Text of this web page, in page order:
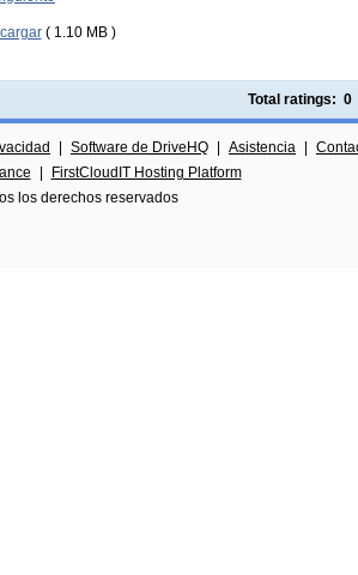
( 1.10 MB )
Total ratings: 0
Software de DriveHQ Asistencia
FirstCloudIT Hosting Platform
los derechos reservados